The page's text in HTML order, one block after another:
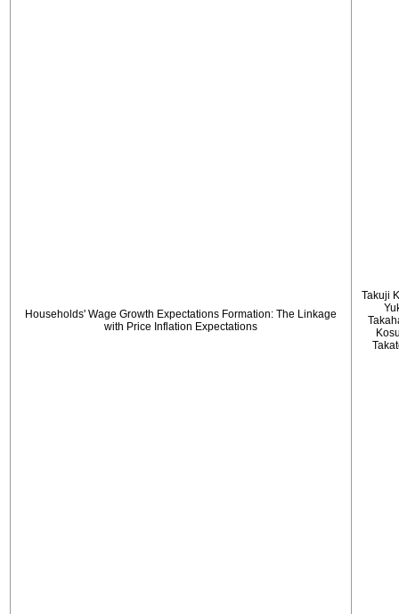
Households' Wage Growth Expectations Formation: The Linkage
with Price Inflation Expectations
Takuji